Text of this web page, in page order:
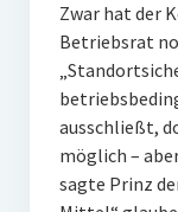
Zwar hat der
Betriebsrat
ausschließt,
möglich –
sagte Prinz